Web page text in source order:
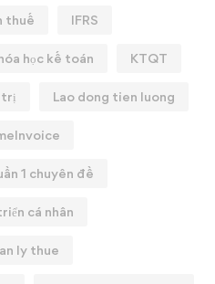
thuế IFRS
học kế toán KTQT
trị Lao dong tien luong
1 chuyên đề
cá nhân
ly thue